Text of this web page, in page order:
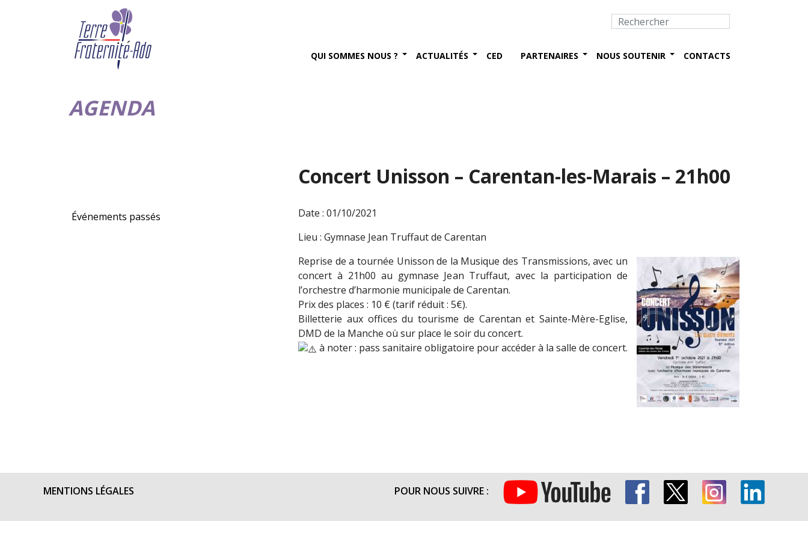
QUI SOMMES NOUS ? ACTUALITÉS CED PARTENAIRES NOUS SOUTENIR CONTACTS
AGENDA
Événements passés
Concert Unisson – Carentan-les-Marais – 21h00
Date : 01/10/2021
Lieu : Gymnase Jean Truffaut de Carentan
Reprise de a tournée Unisson de la Musique des Transmissions, avec un
concert à 21h00 au gymnase Jean Truffaut, avec la participation de
l’orchestre d’harmonie municipale de Carentan.
Prix des places : 10 € (tarif réduit : 5€).
Billetterie aux offices du tourisme de Carentan et Sainte-Mère-Eglise,
DMD de la Manche où sur place le soir du concert.
à noter : pass sanitaire obligatoire pour accéder à la salle de concert.
MENTIONS LÉGALES POUR NOUS SUIVRE :